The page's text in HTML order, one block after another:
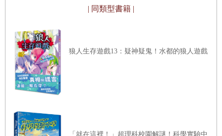
難忘故事時，似乎看見當年對這些作家訴說的神秘耳語者仍
將屬於我們的心靈祕密與寶藏。
推薦序2：
～臺灣首度跨世代故事採集～
| 同類型書籍 |
狼人生存遊戲13：疑神疑鬼！水都的狼人遊戲
「就在這裡！」超理科校園解謎！科學實驗中